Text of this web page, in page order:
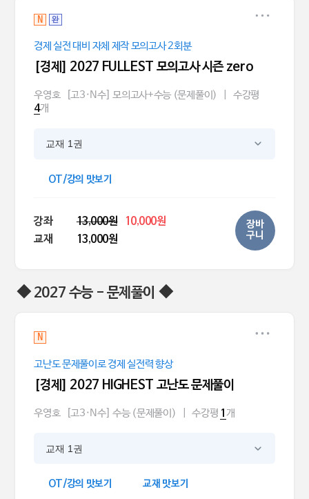
N 완
경제 실전 대비 자체 제작 모의고사 2회분
[경제] 2027 FULLEST 모의고사 시즌 zero
우영호 [고3·N수] 모의고사+수능 (문제풀이) 수강평
4개
교재 1권
OT/강의 맛보기
강좌 13,000원
10,000원
교재
13,000원
장바
구니
◆ 2027 수능 - 문제풀이 ◆
N
고난도 문제풀이로 경제 실전력 향상
[경제] 2027 HIGHEST 고난도 문제풀이
우영호 [고3·N수] 수능 (문제풀이) 수강평 1 개
교재 1권
OT/강의 맛보기 교재 맛보기